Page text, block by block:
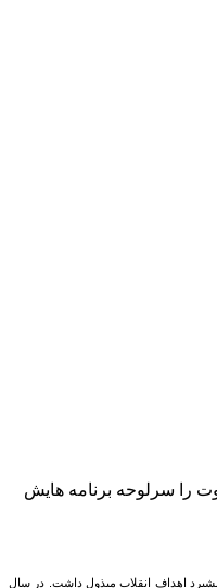
را سرلوحه برنامه هایش
اهداف انقلاب مبذول داشت. در سال